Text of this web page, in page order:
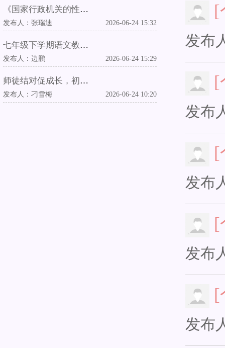
《国家行政机关的性质和职权》教学反思
发布人：张瑞迪 2026-06-24 15:32
七年级下学期语文教学工作总结
发布人：边鹏 2026-06-24 15:29
师徒结对促成长，初心笃行育新人
发布人：刁雪梅 2026-06-24 10:20
[
发布
[
发布
[
发布
[
发布
[
发布